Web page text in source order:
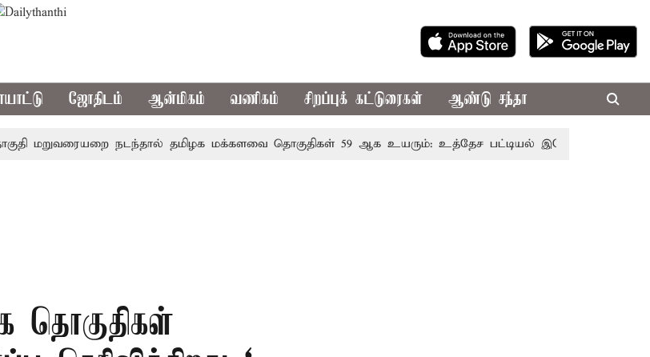
ஜோதிடம் ஆன்மிகம் வணிகம் சிறப்புக் கட்டுரைகள் ஆண்டு சந்தா
மறுவரையறை நடந்தால் தமிழக மக்களவை தொகுதிகள் 59 ஆக உயரும்: உத்தேச பட்டியல் இதோ!
தொகுதிகள்